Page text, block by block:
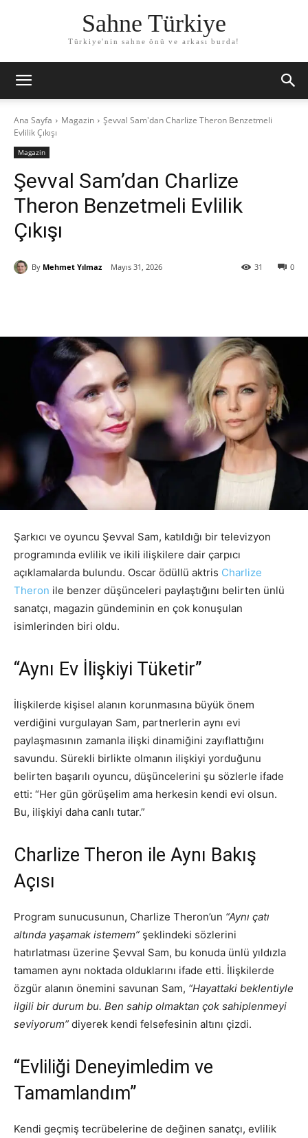
Sahne Türkiye
Türkiye'nin sahne önü ve arkası burda!
Ana Sayfa Magazin
Şevval Sam'dan Charlize Theron Benzetmeli
Evlilik Çıkışı
Magazin
Şevval Sam’dan Charlize
Theron Benzetmeli Evlilik
Çıkışı
By Mehmet Yılmaz Mayıs 31, 2026 0
31
Şarkıcı ve oyuncu Şevval Sam, katıldığı bir televizyon
programında evlilik ve ikili ilişkilere dair çarpıcı
açıklamalarda bulundu. Oscar ödüllü aktris Charlize
Theron ile benzer düşünceleri paylaştığını belirten ünlü
sanatçı, magazin gündeminin en çok konuşulan
isimlerinden biri oldu.
“Aynı Ev İlişkiyi Tüketir”
İlişkilerde kişisel alanın korunmasına büyük önem
verdiğini vurgulayan Sam, partnerlerin aynı evi
paylaşmasının zamanla ilişki dinamiğini zayıflattığını
savundu. Sürekli birlikte olmanın ilişkiyi yorduğunu
belirten başarılı oyuncu, düşüncelerini şu sözlerle ifade
etti: “Her gün görüşelim ama herkesin kendi evi olsun.
Bu, ilişkiyi daha canlı tutar.”
Charlize Theron ile Aynı Bakış
Açısı
Program sunucusunun, Charlize Theron’un “Aynı çatı
altında yaşamak istemem” şeklindeki sözlerini
hatırlatması üzerine Şevval Sam, bu konuda ünlü yıldızla
tamamen aynı noktada olduklarını ifade etti. İlişkilerde
özgür alanın önemini savunan Sam, “Hayattaki beklentiyle
ilgili bir durum bu. Ben sahip olmaktan çok sahiplenmeyi
seviyorum” diyerek kendi felsefesinin altını çizdi.
“Evliliği Deneyimledim ve
Tamamlandım”
Kendi geçmiş tecrübelerine de değinen sanatçı, evlilik